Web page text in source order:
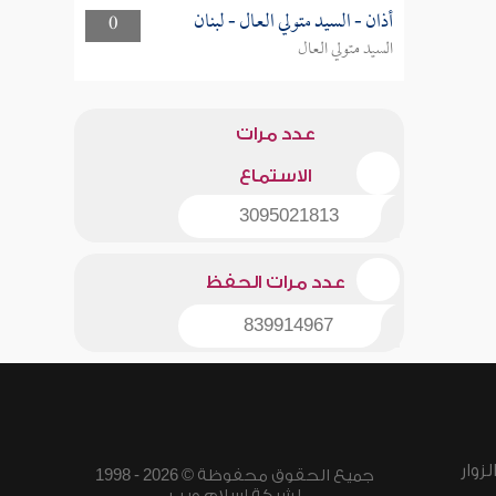
0
أذان - السيد متولي العال - لبنان
السيد متولي العال
عدد مرات
الاستماع
3095021813
عدد مرات الحفظ
839914967
جميع الحقوق محفوظة © 2026 - 1998